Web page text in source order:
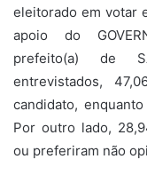
eleitorado em votar
apoio do
prefeito(a) de
entrevistados,
candidato,
Por outro lado,
ou preferiram não